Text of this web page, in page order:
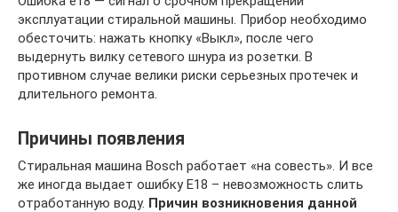
эксплуатации стиральной машины. Прибор необходимо
обесточить: нажать кнопку «Выкл», после чего
выдернуть вилку сетевого шнура из розетки. В
противном случае велики риски серьезных протечек и
длительного ремонта.
Причины появления
Стиральная машина Bosch работает «на совесть». И все
же иногда выдает ошибку E18 – невозможность слить
отработанную воду. Причин возникновения данной